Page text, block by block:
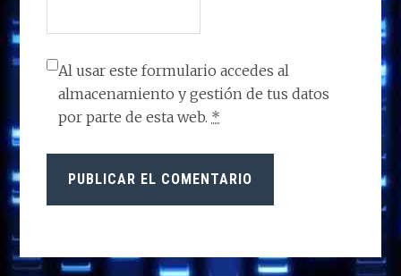
Al usar este formulario accedes al
almacenamiento y gestión de tus datos
por parte de esta web. *